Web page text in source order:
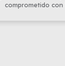
comprometido con